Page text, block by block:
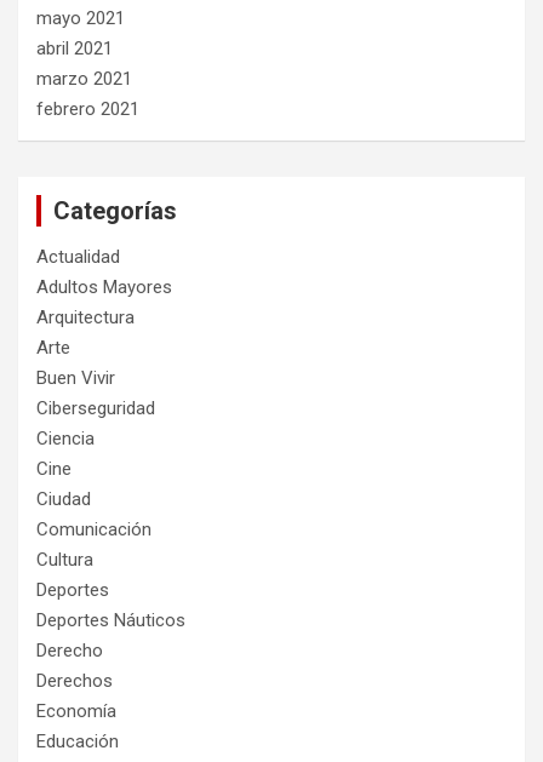
mayo 2021
abril 2021
marzo 2021
febrero 2021
Categorías
Actualidad
Adultos Mayores
Arquitectura
Arte
Buen Vivir
Ciberseguridad
Ciencia
Cine
Ciudad
Comunicación
Cultura
Deportes
Deportes Náuticos
Derecho
Derechos
Economía
Educación